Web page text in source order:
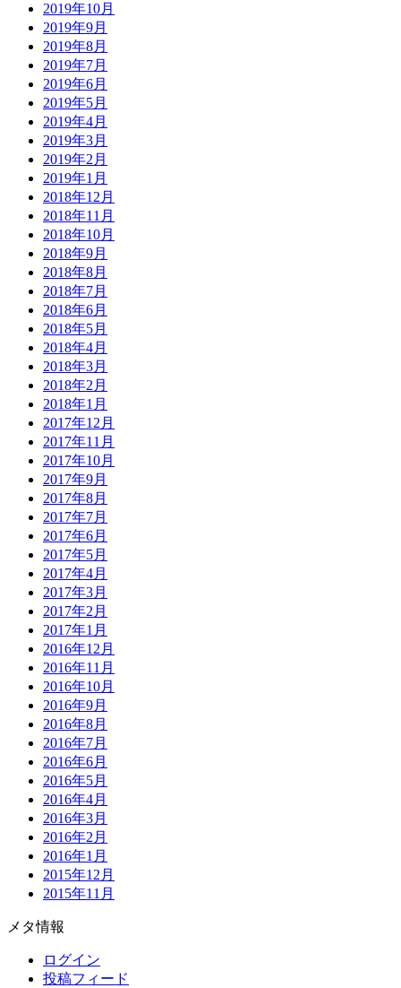
2019年10月
2019年9月
2019年8月
2019年7月
2019年6月
2019年5月
2019年4月
2019年3月
2019年2月
2019年1月
2018年12月
2018年11月
2018年10月
2018年9月
2018年8月
2018年7月
2018年6月
2018年5月
2018年4月
2018年3月
2018年2月
2018年1月
2017年12月
2017年11月
2017年10月
2017年9月
2017年8月
2017年7月
2017年6月
2017年5月
2017年4月
2017年3月
2017年2月
2017年1月
2016年12月
2016年11月
2016年10月
2016年9月
2016年8月
2016年7月
2016年6月
2016年5月
2016年4月
2016年3月
2016年2月
2016年1月
2015年12月
2015年11月
メタ情報
ログイン
投稿フィード